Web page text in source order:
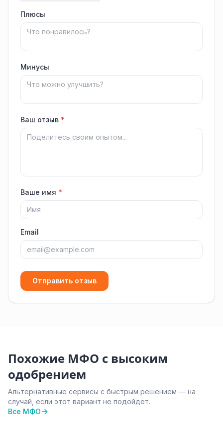
Плюсы
Минусы
Ваш отзыв *
Ваше имя *
Email
Отправить отзыв
Похожие МФО с высоким
одобрением
Альтернативные сервисы с быстрым решением — на
случай, если этот вариант не подойдёт.
Все МФО